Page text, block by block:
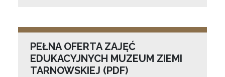
PEŁNA OFERTA ZAJĘĆ
EDUKACYJNYCH MUZEUM ZIEMI
TARNOWSKIEJ (PDF)